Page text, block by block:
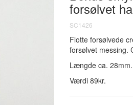
forsølvet
SC1426
Flotte forsølvede
forsølvet messing.
Længde ca. 28mm.
Værdi 89kr.